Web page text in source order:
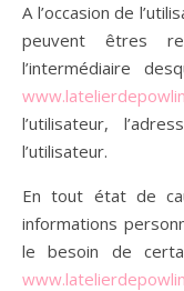
A l’occasion de
peuvent êtres
l’intermédiaire
l’utilisateur,
l’utilisateur.
En tout état de
informations
le besoin de